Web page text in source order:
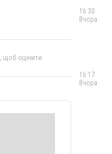
, щоб оцінити
16:30
Вчора
16:17
Вчора